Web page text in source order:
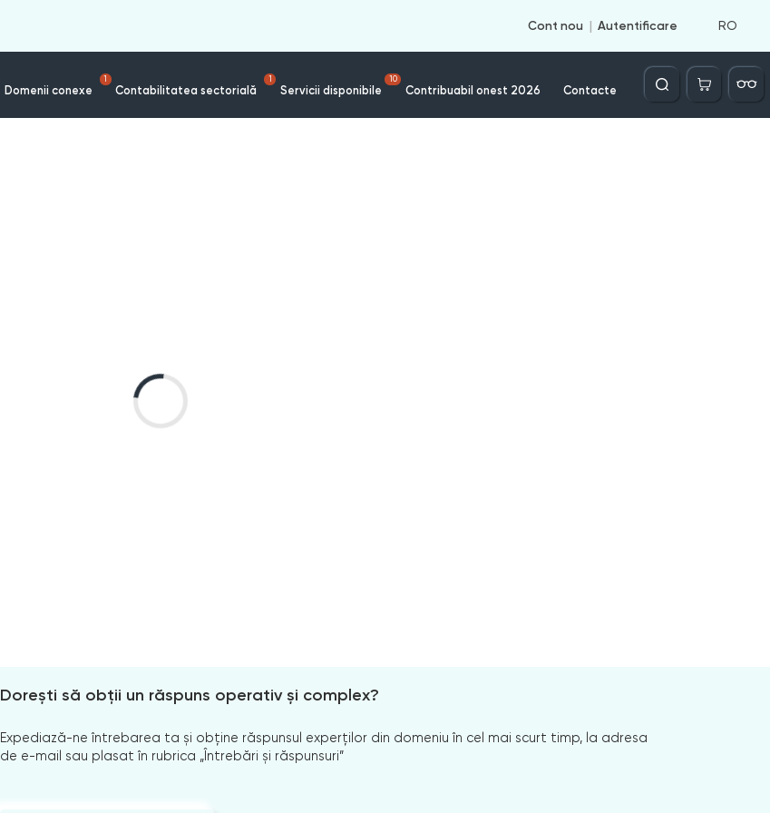
Cont nou Autentificare RO
Domenii conexe
1
Contabilitatea sectorială
1
Servicii disponibile
10
Contribuabil onest 2026 Contacte
Căutare
Dorești să obții un răspuns operativ și complex?
Expediază-ne întrebarea ta și obține răspunsul experților din domeniu în cel mai scurt timp, la adresa
de e-mail sau plasat în rubrica „Întrebări și răspunsuri”